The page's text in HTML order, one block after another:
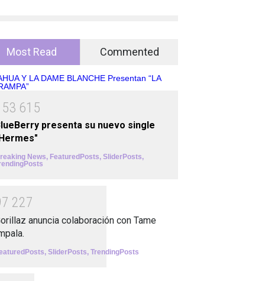
Most Read Commented
53 61 5
presenta su nuevo single
News, FeaturedPosts, SliderPosts,
7 227
anuncia colaboración con Tame
, SliderPosts, TrendingPosts